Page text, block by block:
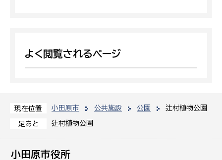
現在位置 小田原市 公共施設 公園 辻村植物公園
足あと 辻村植物公園
よく閲覧されるページ
小田原市役所